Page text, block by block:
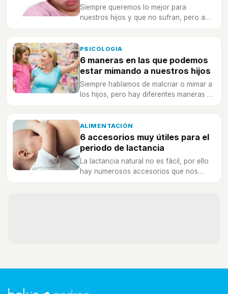
Siempre queremos lo mejor para
nuestros hijos y que no sufran, pero a
muy negativo para ellos.
PSICOLOGIA
6 maneras en las que podemos
estar mimando a nuestros hijos
Siempre hablamos de malcriar o mimar a
los hijos, pero hay diferentes maneras en
ALIMENTACIÓN
6 accesorios muy útiles para el
periodo de lactancia
La lactancia natural no es fácil, por ello
hay numerosos accesorios que nos